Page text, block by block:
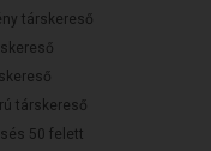
társkereső
társkereső
50 felett